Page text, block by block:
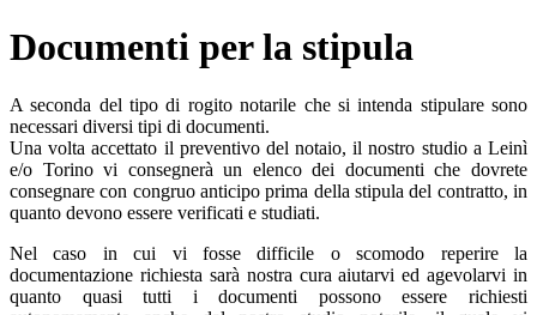
Documenti per la stipula
A seconda del tipo di rogito notarile che si intenda stipulare sono
necessari diversi tipi di documenti.
Una volta accettato il preventivo del notaio, il nostro studio a Leinì
e/o Torino vi consegnerà un elenco dei documenti che dovrete
consegnare con congruo anticipo prima della stipula del contratto, in
quanto devono essere verificati e studiati.
Nel caso in cui vi fosse difficile o scomodo reperire la
documentazione richiesta sarà nostra cura aiutarvi ed agevolarvi in
quanto quasi tutti i documenti possono essere richiesti